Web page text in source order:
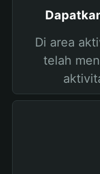
Di area
telah